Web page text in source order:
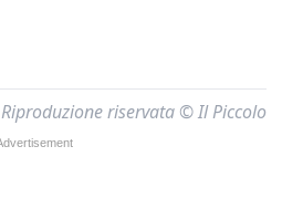
Riproduzione riservata © Il Piccolo